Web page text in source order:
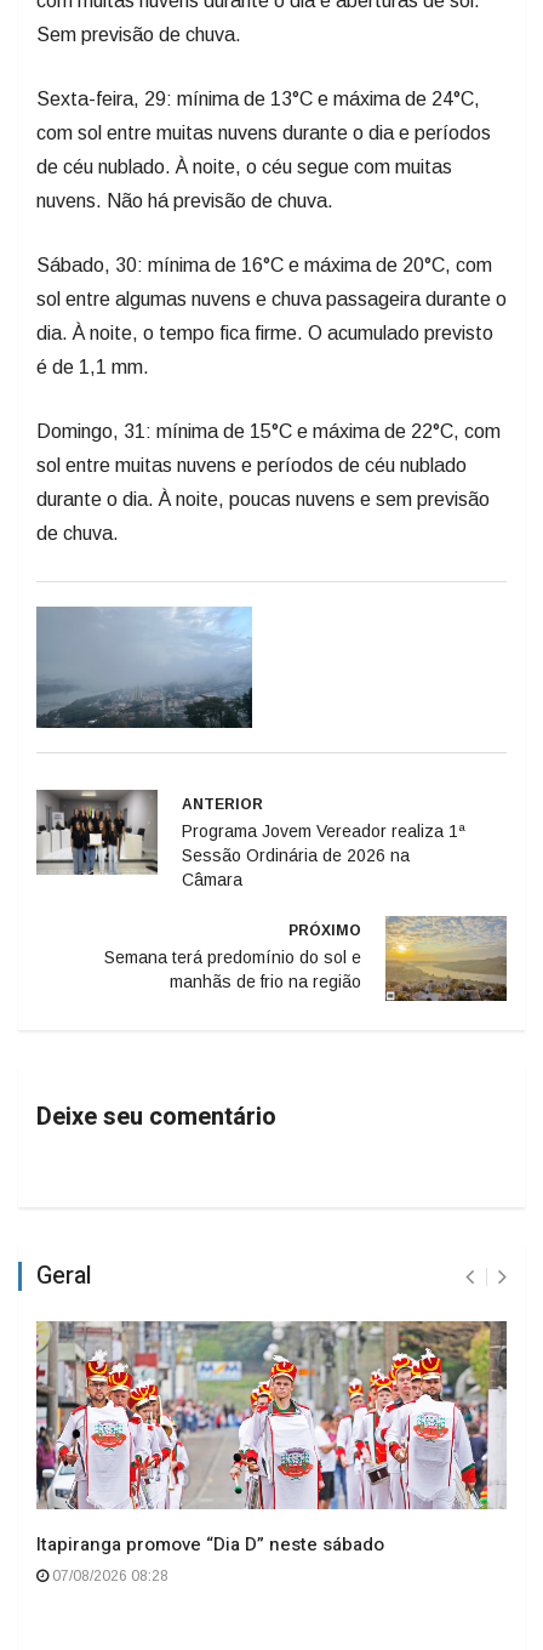
Sem previsão de chuva.
Sexta-feira, 29: mínima de 13°C e máxima de 24°C,
com sol entre muitas nuvens durante o dia e períodos
de céu nublado. À noite, o céu segue com muitas
nuvens. Não há previsão de chuva.
Sábado, 30: mínima de 16°C e máxima de 20°C, com
sol entre algumas nuvens e chuva passageira durante o
dia. À noite, o tempo fica firme. O acumulado previsto
é de 1,1 mm.
Domingo, 31: mínima de 15°C e máxima de 22°C, com
sol entre muitas nuvens e períodos de céu nublado
durante o dia. À noite, poucas nuvens e sem previsão
de chuva.
ANTERIOR
Programa Jovem Vereador realiza 1ª
Sessão Ordinária de 2026 na
Câmara
PRÓXIMO
Semana terá predomínio do sol e
manhãs de frio na região
Deixe seu comentário
Geral
Itapiranga promove “Dia D” neste sábado
07/08/2026 08:28